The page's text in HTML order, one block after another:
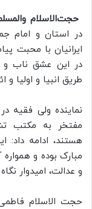
حجت‌الاسلام
در استان و امام
ایرانیان با محبت
در این عشق ناب
طریق انبیا و اولیا و
نماینده ولی فقیه
مفتخر به مکتب
هستند، ادامه داد:
مبارک بوده و
و عدالت، امیدوار
حجت الاسلام